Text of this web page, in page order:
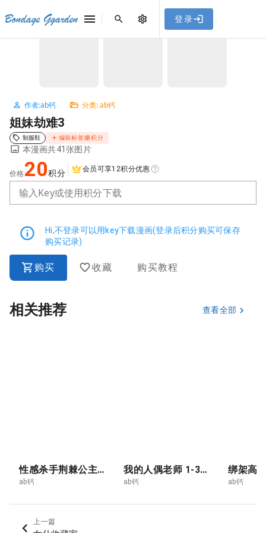
，使用遇到
问题请联系客服。
Bondage Ggarden 登录
首页 / ab钙 / 姐妹劫难3
作者:ab钙 分类: ab钙
姐妹劫难3
制服鞋 编辑标签赚积分
本漫画共41张图片
价格 20积分 会员可享12积分优惠
输入Key或使用积分下载
Hi,不登录可以用key下载漫画(登录后积分购买可保存
购买记录)
购买 收藏 购买教程
相关推荐 查看全部
性感杀手荆棘公主 1-3合集
ab钙
我的人偶老师 1-3 合集
ab钙 ab钙
上一篇